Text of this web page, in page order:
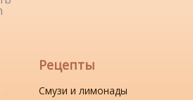
Рецепты
Смузи и лимонады